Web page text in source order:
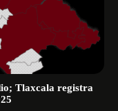
Tlaxcala registra